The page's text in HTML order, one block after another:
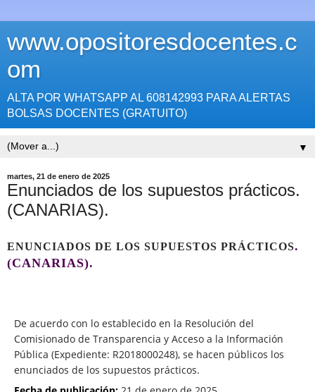
www.opositoresdocentes.c
om
ALTA POR WHATSAPP AL 608142993 PARA ALERTAS
BOLSAS DOCENTES (GRATUITO)
▼
martes, 21 de enero de 2025
Enunciados de los supuestos prácticos.
(CANARIAS).
ENUNCIADOS DE LOS SUPUESTOS PRÁCTICOS.
(CANARIAS).
De acuerdo con lo establecido en la Resolución del
Comisionado de Transparencia y Acceso a la Información
Pública (Expediente: R2018000248), se hacen públicos los
enunciados de los supuestos prácticos.